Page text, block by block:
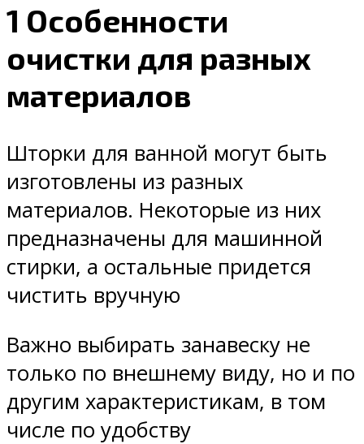
1 Особенности
очистки для разных
материалов
Шторки для ванной могут быть
изготовлены из разных
материалов. Некоторые из них
предназначены для машинной
стирки, а остальные придется
чистить вручную
Важно выбирать занавеску не
только по внешнему виду, но и по
другим характеристикам, в том
числе по удобству